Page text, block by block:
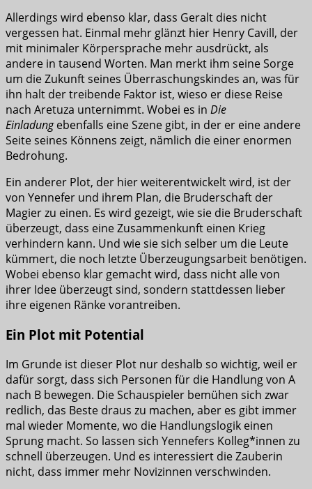
Allerdings wird ebenso klar, dass Geralt dies nicht
vergessen hat. Einmal mehr glänzt hier Henry Cavill, der
mit minimaler Körpersprache mehr ausdrückt, als
andere in tausend Worten. Man merkt ihm seine Sorge
um die Zukunft seines Überraschungskindes an, was für
ihn halt der treibende Faktor ist, wieso er diese Reise
nach Aretuza unternimmt. Wobei es in Die
Einladungebenfalls eine Szene gibt, in der er eine andere
Seite seines Könnens zeigt, nämlich die einer enormen
Bedrohung.
Ein anderer Plot, der hier weiterentwickelt wird, ist der
von Yennefer und ihrem Plan, die Bruderschaft der
Magier zu einen. Es wird gezeigt, wie sie die Bruderschaft
überzeugt, dass eine Zusammenkunft einen Krieg
verhindern kann. Und wie sie sich selber um die Leute
kümmert, die noch letzte Überzeugungsarbeit benötigen.
Wobei ebenso klar gemacht wird, dass nicht alle von
ihrer Idee überzeugt sind, sondern stattdessen lieber
ihre eigenen Ränke vorantreiben.
Ein Plot mit Potential
Im Grunde ist dieser Plot nur deshalb so wichtig, weil er
dafür sorgt, dass sich Personen für die Handlung von A
nach B bewegen. Die Schauspieler bemühen sich zwar
redlich, das Beste draus zu machen, aber es gibt immer
mal wieder Momente, wo die Handlungslogik einen
Sprung macht. So lassen sich Yennefers Kolleg*innen zu
schnell überzeugen. Und es interessiert die Zauberin
nicht, dass immer mehr Novizinnen verschwinden.